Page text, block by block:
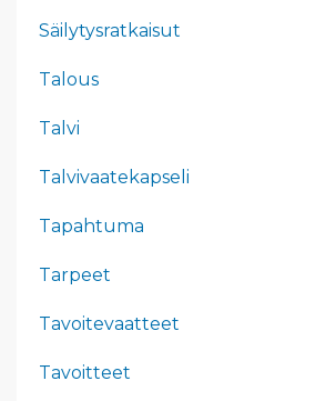
Säilytysratkaisut
Talous
Talvi
Talvivaatekapseli
Tapahtuma
Tarpeet
Tavoitevaatteet
Tavoitteet